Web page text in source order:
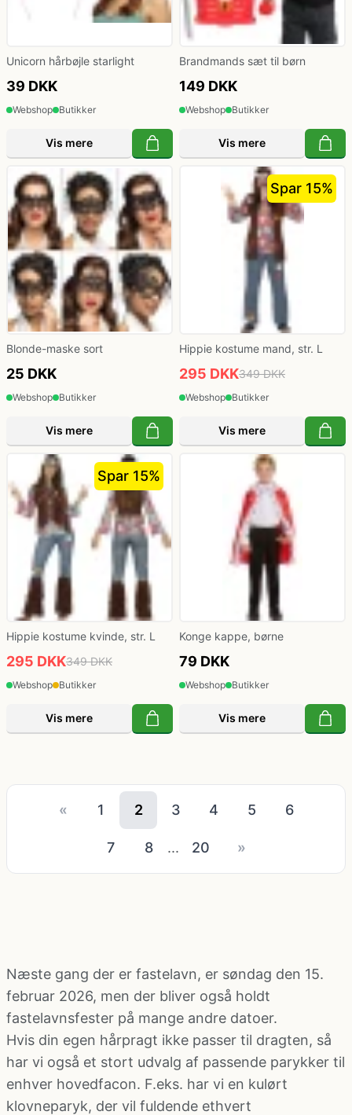
Unicorn hårbøjle starlight
39 DKK
Webshop Butikker
Vis mere
Brandmands sæt til børn
149 DKK
Webshop Butikker
Vis mere
Blonde-maske sort
25 DKK
Webshop Butikker
Vis mere
Spar 15%
Hippie kostume mand, str. L
295 DKK349 DKK
Webshop Butikker
Vis mere
Spar 15%
Hippie kostume kvinde, str. L
295 DKK349 DKK
Webshop Butikker
Vis mere
Konge kappe, børne
79 DKK
Webshop Butikker
Vis mere
« 1 2 3 4 5 6
7 8 ... 20 »
Næste gang der er fastelavn, er søndag den 15.
februar 2026, men der bliver også holdt
fastelavnsfester på mange andre datoer.
Hvis din egen hårpragt ikke passer til dragten, så
har vi også et stort udvalg af passende parykker til
enhver hovedfacon. F.eks. har vi en kulørt
klovneparyk, der vil fuldende ethvert